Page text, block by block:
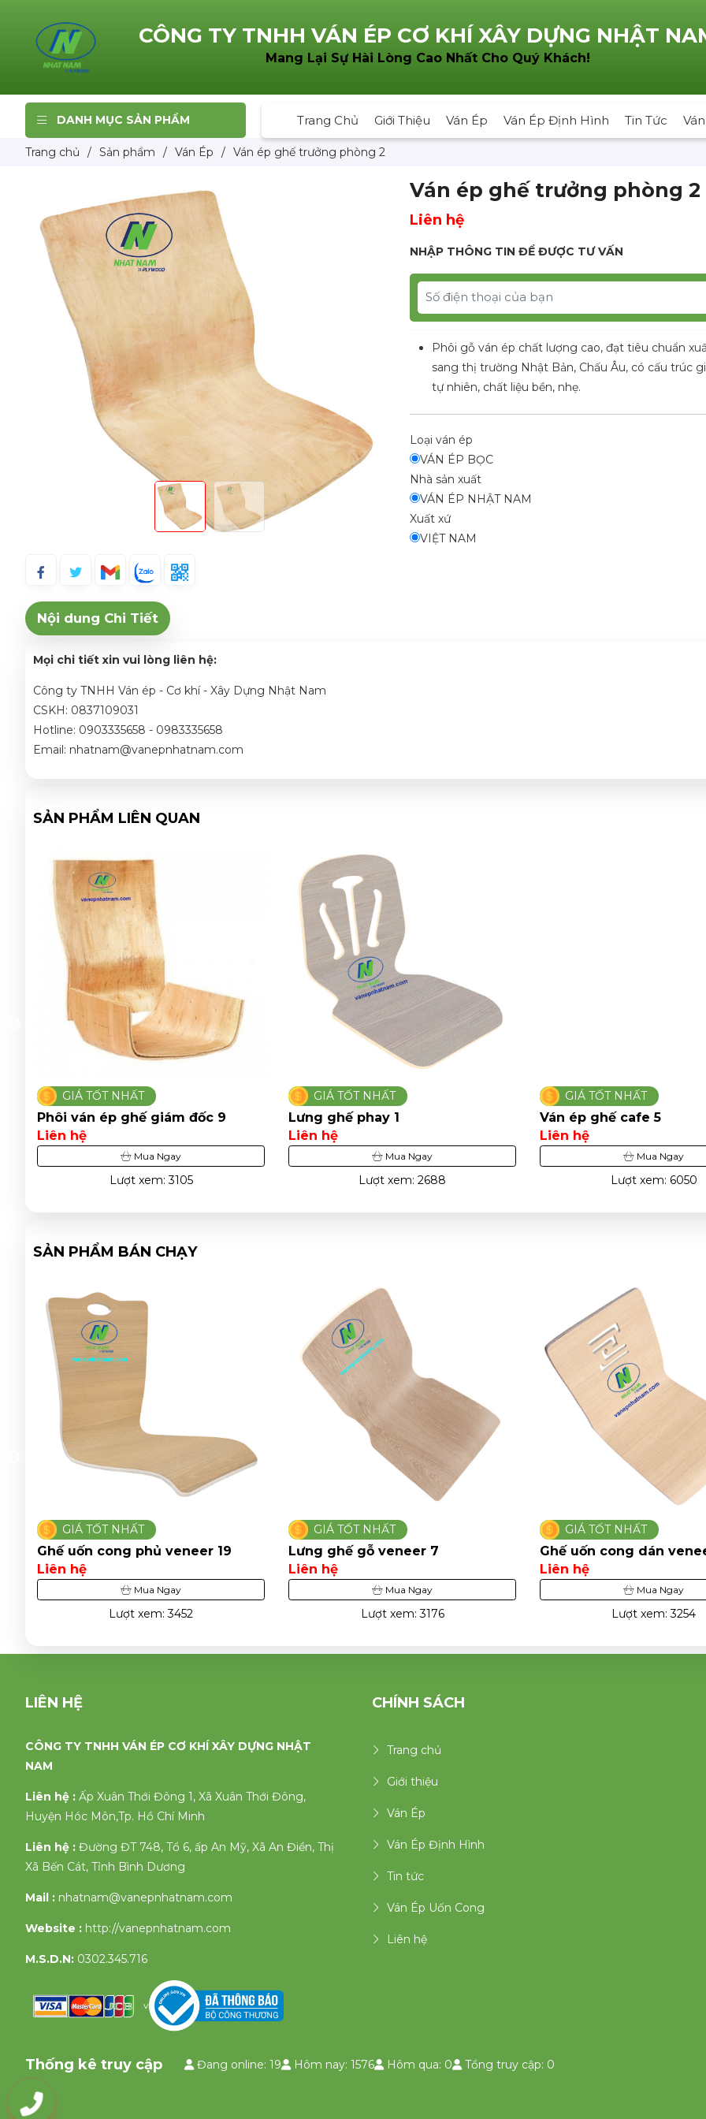
CÔNG TY TNHH VÁN ÉP CƠ KHÍ XÂY DỰNG NHẬT
Mang Lại Sự Hài Lòng Cao Nhất Cho Quý Khách!
DANH MỤC SẢN PHẨM Trang Chủ Giới Thiệu Ván Ép Ván Ép Định Hình Tin Tức
Trang chủ / Sản phẩm / Ván Ép / Ván ép ghế trưởng phòng 2
Ván ép ghế trưởng phòng 2
Liên hệ
NHẬP THÔNG TIN ĐỂ ĐƯỢC TƯ VẤN
Phôi gỗ ván ép chất lượng cao, đạt tiêu chuẩn
sang thị trường Nhật Bản, Chấu Âu, có cấu trúc
tự nhiên, chất liệu bền, nhẹ.
Loại ván ép
VÁN ÉP BỌC
Nhà sản xuất
VÁN ÉP NHẬT NAM
Xuất xứ
VIỆT NAM
Nội dung Chi Tiết
Mọi chi tiết xin vui lòng liên hệ:
Công ty TNHH Ván ép - Cơ khí - Xây Dựng Nhật Nam
CSKH: 0837109031
Hotline: 0903335658 - 0983335658
Email: nhatnam@vanepnhatnam.com
SẢN PHẨM LIÊN QUAN
GIÁ TỐT NHẤT
Phôi ván ép ghế giám đốc 9
Liên hệ
Mua Ngay
Lượt xem: 3105
GIÁ TỐT NHẤT
Lưng ghế phay 1
Liên hệ
Mua Ngay
Lượt xem: 2688
GIÁ TỐT NHẤT
Ván ép ghế cafe 5
Liên hệ
Mua Ngay
Lượt xem: 6050
SẢN PHẨM BÁN CHẠY
GIÁ TỐT NHẤT
Ghế uốn cong phủ veneer 19
Liên hệ
Mua Ngay
Lượt xem: 3452
GIÁ TỐT NHẤT
Lưng ghế gỗ veneer 7
Liên hệ
Mua Ngay
Lượt xem: 3176
GIÁ TỐT NHẤT
Ghế uốn cong dán
Liên hệ
Mua Ngay
Lượt xem: 3254
LIÊN HỆ
CÔNG TY TNHH VÁN ÉP CƠ KHÍ XÂY DỰNG NHẬT
NAM
Liên hệ : Ấp Xuân Thới Đông 1, Xã Xuân Thới Đông,
Huyện Hóc Môn,Tp. Hồ Chí Minh
Liên hệ : Đường ĐT 748, Tổ 6, ấp An Mỹ, Xã An Điền, Thị
Xã Bến Cát, Tỉnh Bình Dương
Mail : nhatnam@vanepnhatnam.com
Website : http://vanepnhatnam.com
M.S.D.N: 0302.345.716
v
CHÍNH SÁCH
Trang chủ
Giới thiệu
Ván Ép
Ván Ép Định Hình
Tin tức
Ván Ép Uốn Cong
Liên hệ
Thống kê truy cập Đang online: 19 Hôm nay: 1576 Hôm qua: 0 Tổng truy cập: 0
0903335658